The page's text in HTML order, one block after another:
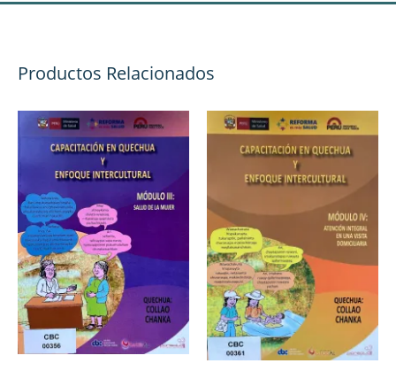
Productos Relacionados